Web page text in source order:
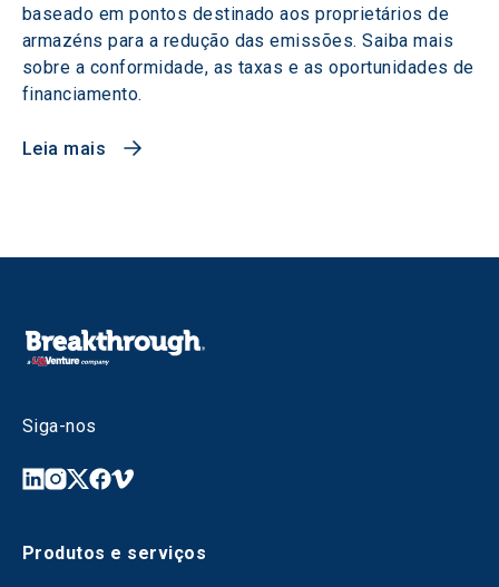
baseado em pontos destinado aos proprietários de
armazéns para a redução das emissões. Saiba mais
sobre a conformidade, as taxas e as oportunidades de
financiamento.
Leia mais
Siga-nos
Produtos e serviços